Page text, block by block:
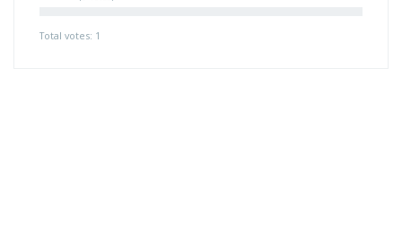
Total votes: 1